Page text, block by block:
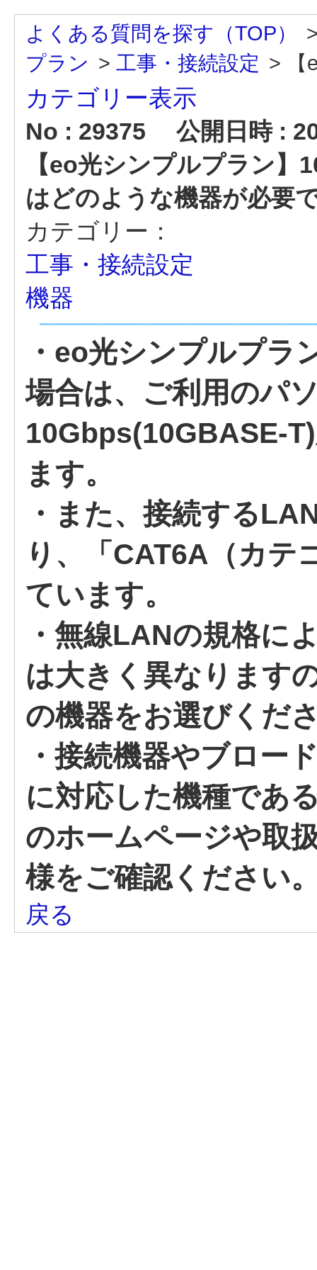
よくある質問を探す（TOP）
プラン > 工事・接続設定 >
カテゴリー表示
No : 29375
公開日時 :
【eo光シンプルプラン
はどのような機器が必要
カテゴリー：
工事・接続設定
機器
・eo光シンプルプラ
場合は、ご利用のパ
10Gbps(10GBASE-
ます。
・また、接続する
り、「CAT6A（カテ
ています。
・無線LANの規格に
は大きく異なります
の機器をお選びくだ
・接続機器やブロー
に対応した機種であ
のホームページや取
様をご確認ください
戻る